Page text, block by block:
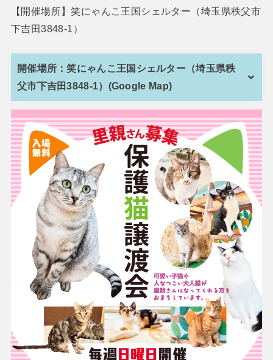
【開催場所】笑にゃんこ王国シェルター（埼玉県秩父市
下吉田3848-1）
開催場所：笑にゃんこ王国シェルター（埼玉県秩
父市下吉田3848-1）(Google Map)